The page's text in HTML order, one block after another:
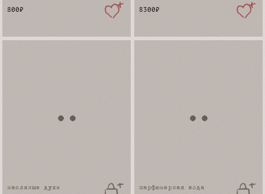
800₽ 8300₽
масляные духи
парфюмерная вода